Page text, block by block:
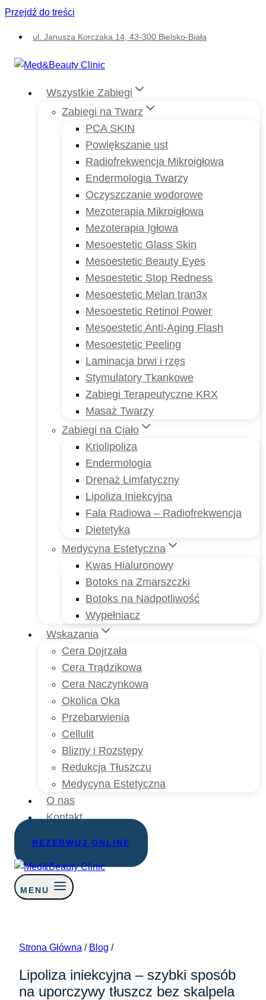
Przejdź do treści
ul. Janusza Korczaka 14, 43-300 Bielsko-Biała
Wszystkie Zabiegi
Zabiegi na Twarz
PCA SKIN
Powiększanie ust
Radiofrekwencja Mikroigłowa
Endermologia Twarzy
Oczyszczanie wodorowe
Mezoterapia Mikroigłowa
Mezoterapia Igłowa
Mesoestetic Glass Skin
Mesoestetic Beauty Eyes
Mesoestetic Stop Redness
Mesoestetic Melan tran3x
Mesoestetic Retinol Power
Mesoestetic Anti-Aging Flash
Mesoestetic Peeling
Laminacja brwi i rzęs
Stymulatory Tkankowe
Zabiegi Terapeutyczne KRX
Masaż Twarzy
Zabiegi na Ciało
Kriolipoliza
Endermologia
Drenaż Limfatyczny
Lipoliza Iniekcyjna
Fala Radiowa – Radiofrekwencja
Dietetyka
Medycyna Estetyczna
Kwas Hialuronowy
Botoks na Zmarszczki
Botoks na Nadpotliwość
Wypełniacz
Wskazania
Cera Dojrzała
Cera Trądzikowa
Cera Naczynkowa
Okolica Oka
Przebarwienia
Cellulit
Blizny i Rozstępy
Redukcja Tłuszczu
Medycyna Estetyczna
O nas
Kontakt
REZERWUJ ONLINE
MENU
Strona Główna / Blog /
Lipoliza iniekcyjna – szybki sposób
na uporczywy tłuszcz bez skalpela